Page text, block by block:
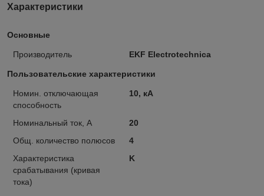
Характеристики
Основные
Производитель EKF Electrotechnica
Пользовательские характеристики
Номин. отключающая
способность
10, кА
Номинальный ток, А
20
Общ. количество полюсов
4
Характеристика
срабатывания (кривая
тока)
K